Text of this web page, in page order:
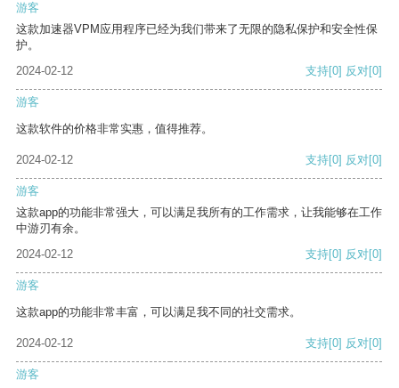
游客
这款加速器VPM应用程序已经为我们带来了无限的隐私保护和安全性保
护。
2024-02-12
支持[0] 反对[0]
游客
这款软件的价格非常实惠，值得推荐。
2024-02-12 支持[0] 反对[0]
游客
这款app的功能非常强大，可以满足我所有的工作需求，让我能够在工作
中游刃有余。
2024-02-12
支持[0] 反对[0]
游客
这款app的功能非常丰富，可以满足我不同的社交需求。
2024-02-12 支持[0] 反对[0]
游客